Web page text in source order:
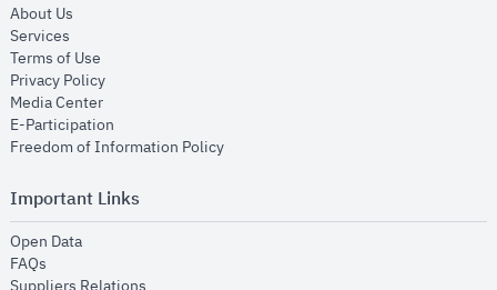
About Us
Services
Terms of Use
Privacy Policyopens in new window
Media Centeropens in new window
E-Participation
Freedom of Information Policyopens in new window
Important Links
Open Dataopens in new window
FAQs